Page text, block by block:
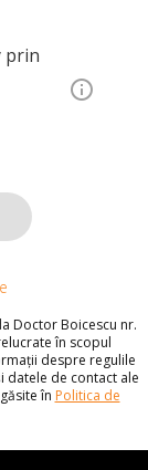
prin
Doctor Boicescu nr.
în scopul
despre regulile
de contact ale
în Politica de